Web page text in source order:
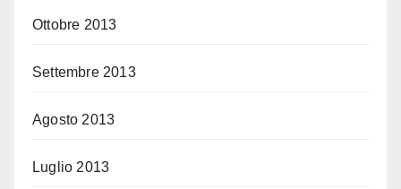
Ottobre 2013
Settembre 2013
Agosto 2013
Luglio 2013